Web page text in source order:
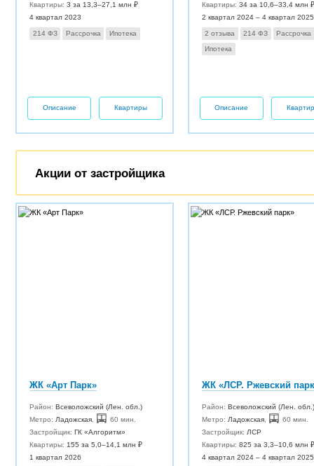
Квартиры:3 за 13,3–27,1 млн ₽
4 квартал 2023
214 ФЗ Рассрочка Ипотека
Описание Квартиры
Квартиры: 34 за 10,6–33,4 млн ₽
2 квартал 2024 – 4 квартал 2025
2 отзыва 214 ФЗ
Рассрочка
Ипотека
Описание
Акции от застройщика
ЖК «Арт Парк»
Район:Всеволожский (Лен. обл.)
Метро: Ладожская
60 мин.
Застройщик:ГК «Алгоритм»
Квартиры: 155 за 5,0–14,1 млн ₽
1 квартал 2026
ЖК «ЛСР. Ржевский
Район: Всеволожский (Лен. обл.)
Метро: Ладожская,
60 мин.
Застройщик: ЛСР
Квартиры: 825 за 3,3–10,6 млн ₽
4 квартал 2024 – 4 квартал 2025